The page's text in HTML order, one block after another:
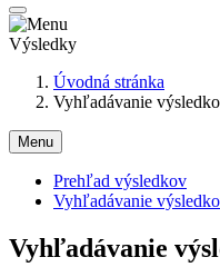
Výsledky
Úvodná stránka
Vyhľadávanie
Menu
Prehľad výsledkov
Vyhľadávanie
Vyhľadávanie